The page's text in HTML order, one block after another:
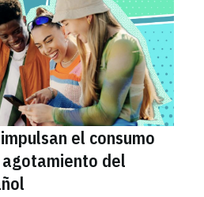
el consumo
del